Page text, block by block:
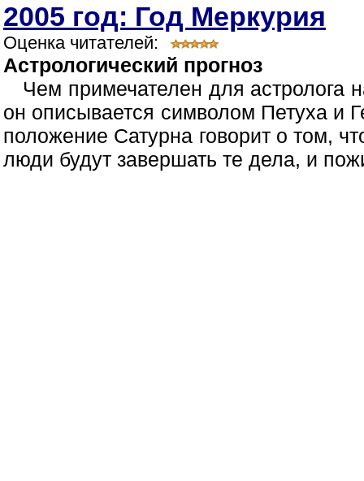
2005 год: Год Меркурия
Оценка читателей:
Астрологический прогноз
Чем примечателен для астролога
он описывается символом Петуха и
положение Сатурна говорит о том,
люди будут завершать те дела, и